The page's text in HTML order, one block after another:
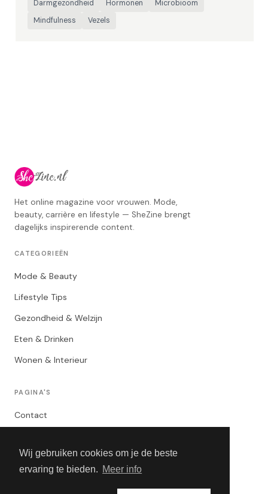
Wij gebruiken cookies om je de beste
ervaring te bieden. Meer info
Darmgezondheid Hormonen
Microbioom
Mindfulness
Vezels
Het online magazine voor vrouwen. Mode,
beauty, carrière en lifestyle — SheZine brengt
dagelijks inspirerende content.
CATEGORIEËN
Mode & Beauty
Lifestyle Tips
Gezondheid & Welzijn
Eten & Drinken
Wonen & Interieur
PAGINA'S
Contact
Algemene Voorwaarden
Adverteren